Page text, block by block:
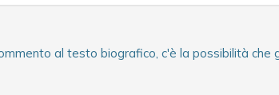
al testo biografico, c'è la possibilità che